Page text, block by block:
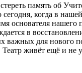
память об
когда в
основателя
в
важных для
Театр живёт ещё и